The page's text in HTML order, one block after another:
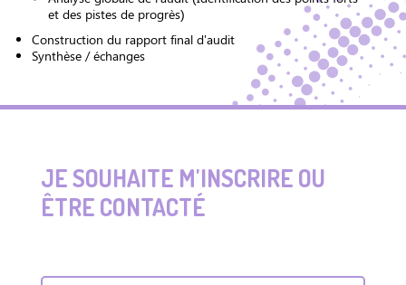
et des pistes de progrès)
Construction du rapport final d'audit
Synthèse / échanges
JE SOUHAITE M'INSCRIRE OU
ÊTRE CONTACTÉ